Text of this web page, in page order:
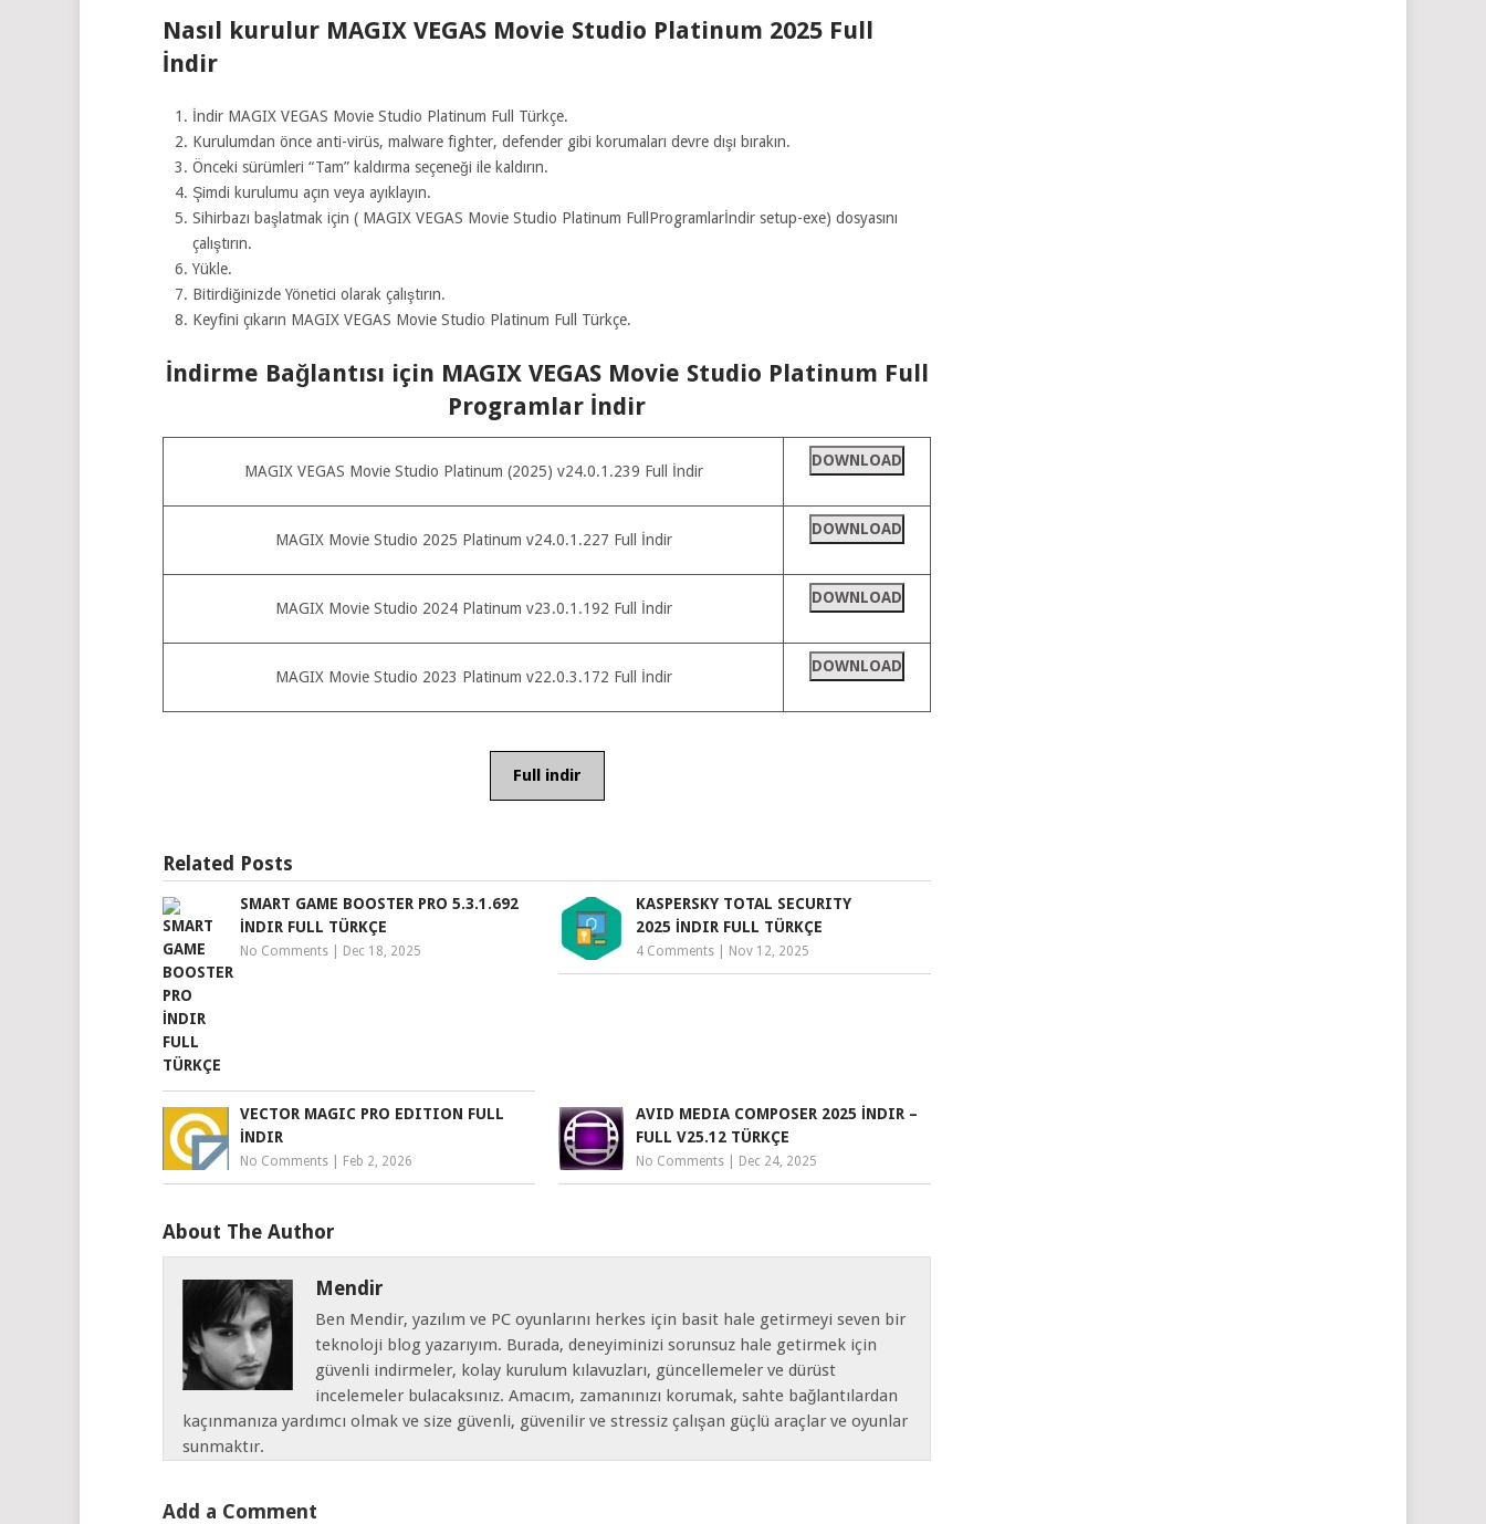
Nasıl kurulur MAGIX VEGAS Movie Studio Platinum 2025 Full
İndir
İndir MAGIX VEGAS Movie Studio Platinum Full Türkçe.
Kurulumdan önce anti-virüs, malware fighter, defender gibi korumaları devre dışı bırakın.
Önceki sürümleri “Tam” kaldırma seçeneği ile kaldırın.
Şimdi kurulumu açın veya ayıklayın.
Sihirbazı başlatmak için ( MAGIX VEGAS Movie Studio Platinum FullProgramlarİndir setup-exe) dosyasını
çalıştırın.
Yükle.
Bitirdiğinizde Yönetici olarak çalıştırın.
Keyfini çıkarın MAGIX VEGAS Movie Studio Platinum Full Türkçe.
İndirme Bağlantısı için MAGIX VEGAS Movie Studio Platinum Full
Programlar İndir
MAGIX VEGAS Movie Studio Platinum (2025) v24.0.1.239 Full İndir
DOWNLOAD
MAGIX Movie Studio 2025 Platinum v24.0.1.227 Full İndir
DOWNLOAD
MAGIX Movie Studio 2024 Platinum v23.0.1.192 Full İndir
DOWNLOAD
MAGIX Movie Studio 2023 Platinum v22.0.3.172 Full İndir
DOWNLOAD
Full indir
Related Posts
SMART GAME BOOSTER PRO 5.3.1.692
İNDIR FULL TÜRKÇE
No Comments Dec 18, 2025
KASPERSKY TOTAL SECURITY
2025 İNDIR FULL TÜRKÇE
4 Comments| Nov 12, 2025
VECTOR MAGIC PRO EDITION FULL
İNDIR
No Comments Feb 2, 2026
AVID MEDIA COMPOSER 2025 İNDIR –
FULL V25.12 TÜRKÇE
No Comments| Dec 24, 2025
About The Author
Mendir
Ben Mendir, yazılım ve PC oyunlarını herkes için basit hale getirmeyi seven bir
teknoloji blog yazarıyım. Burada, deneyiminizi sorunsuz hale getirmek için
güvenli indirmeler, kolay kurulum kılavuzları, güncellemeler ve dürüst
incelemeler bulacaksınız. Amacım, zamanınızı korumak, sahte bağlantılardan
kaçınmanıza yardımcı olmak ve size güvenli, güvenilir ve stressiz çalışan güçlü araçlar ve oyunlar
sunmaktır.
Add a Comment